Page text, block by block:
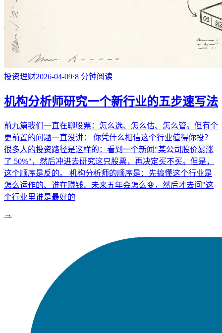
投资理财2026-04-09·8 分钟阅读
机构分析师研究一个新行业的五步速写法
前九篇我们一直在聊股票：怎么选、怎么估、怎么管。但有个
更前置的问题一直没讲： 你凭什么相信这个行业值得你投？
很多人的投资路径是这样的：看到一个新闻"某公司股价暴涨
了 50%"，然后冲进去研究这只股票，再决定买不买。但是，
这个顺序是反的。 机构分析师的顺序是：先搞懂这个行业是
怎么运作的、谁在赚钱、未来五年会怎么变，然后才去问"这
个行业里谁是最好的
→